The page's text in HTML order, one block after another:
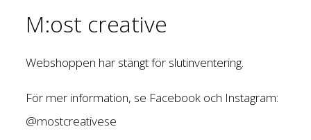
M:ost creative
Webshoppen har stängt för slutinventering.
För mer information, se Facebook och Instagram:
@mostcreativese